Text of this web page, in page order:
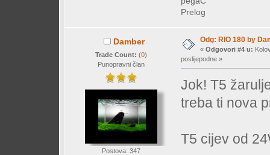
Prelog
Damber
Trade Count: (0)
Punopravni član
Postova: 347
Odg: RIO 180 by
« Odgovori #4 u:
poslijepodne »
Jok! T5
treba ti nova
T5 cijev od